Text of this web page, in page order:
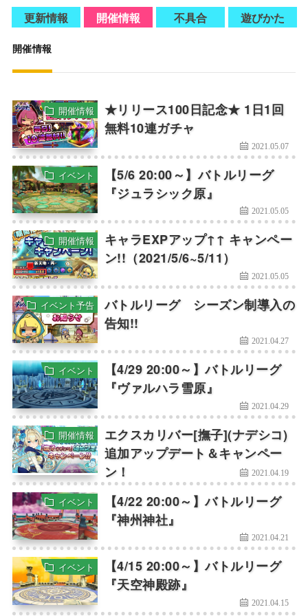
更新情報 開催情報 不具合 遊びかた
開催情報
開催情報
2021.05.07
★リリース100日記念★ 1日1回
無料10連ガチャ
イベント
2021.05.05
【5/6 20:00～】バトルリーグ
『ジュラシック原』
開催情報
2021.05.05
キャラEXPアップ↑↑ キャンペー
ン!!（2021/5/6~5/11）
イベント予告
2021.04.27
バトルリーグ シーズン制導入の
告知!!
イベント
2021.04.29
【4/29 20:00～】バトルリーグ
『ヴァルハラ雪原』
開催情報
2021.04.19
エクスカリバー[撫子](ナデシコ)
追加アップデート＆キャンペー
ン！
イベント
2021.04.21
【4/22 20:00～】バトルリーグ
『神州神社』
イベント
2021.04.15
【4/15 20:00～】バトルリーグ
『天空神殿跡』